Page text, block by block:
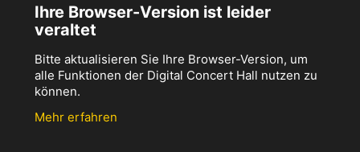
Ihre Browser-Version ist leider
veraltet
Bitte aktualisieren Sie Ihre Browser-Version, um
alle Funktionen der Digital Concert Hall nutzen zu
können.
Mehr erfahren